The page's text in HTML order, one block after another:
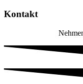
Kontakt